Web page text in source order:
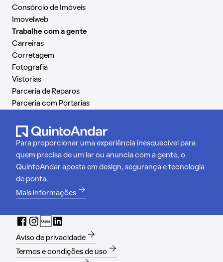
Consórcio de Imóveis
Imovelweb
Trabalhe com a gente
Carreiras
Corretagem
Fotografia
Vistorias
Parceria de Reparos
Parceria com Portarias
Para proporcionar uma experiência inesquecível para
quem precisa de um lar ou anuncia com a gente, o
QuintoAndar aposta em design, segurança e tecnologia
de ponta.
Mais informações
Aviso de privacidade
Termos e condições de uso